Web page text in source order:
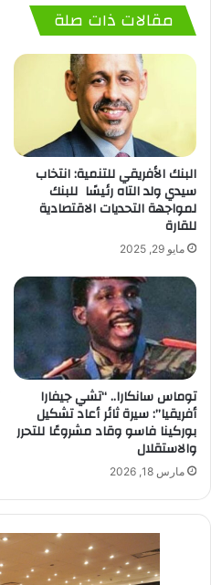
مقالات ذات صلة
البنك الأفريقي للتنمية: انتخاب
سيدي ولد التاه رئيسًا للبنك
لمواجهة التحديات الاقتصادية
للقارة
مايو 29, 2025
توماس سانكارا.. “تشي جيفارا
أفريقيا”: سيرة ثائر أعاد تشكيل
بوركينا فاسو وقاد مشروعًا للتحرر
والاستقلال
مارس 18, 2026